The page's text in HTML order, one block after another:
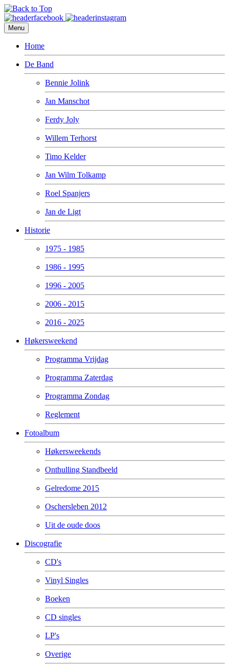
Menu
Home
De Band
Bennie Jolink
Jan Manschot
Ferdy Joly
Willem Terhorst
Timo Kelder
Jan Wilm Tolkamp
Roel Spanjers
Jan de Ligt
Historie
1975 - 1985
1986 - 1995
1996 - 2005
2006 - 2015
2016 - 2025
Høkersweekend
Programma Vrijdag
Programma Zaterdag
Programma Zondag
Reglement
Fotoalbum
Høkersweekends
Onthulling Standbeeld
Gelredome 2015
Oschersleben 2012
Uit de oude doos
Discografie
CD's
Vinyl Singles
Boeken
CD singles
LP's
Overige